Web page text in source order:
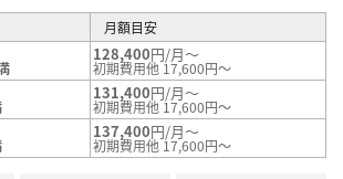
月額目安
128,400円/月～
初期費用他 17,600円～
131,400円/月～
初期費用他 17,600円～
137,400円/月～
初期費用他 17,600円～